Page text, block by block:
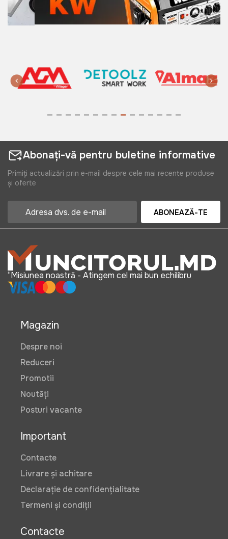
Abonați-vă pentru buletine informative
Primiți actualizări prin e-mail despre cele mai recente produse
și oferte
ABONEAZĂ-TE
“Misiunea noastră - Atingem cel mai bun echilibru
Magazin
Despre noi
Reduceri
Promotii
Noutăți
Posturi vacante
Important
Contacte
Livrare și achitare
Declarație de confidențialitate
Termeni și condiții
Contacte